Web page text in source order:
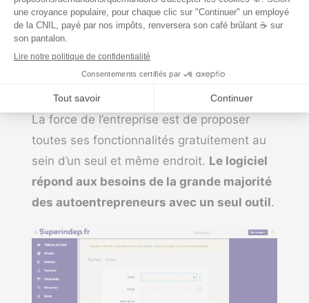
autoentrepreneurs en prestation de service.
Vous retrouverez
basiques d’un logiciel de gestion de projet
La force de l’entreprise est de proposer
toutes ses fonctionnalités gratuitement au
sein d’un seul et même endroit. Le logiciel
répond aux besoins de la grande majorité
des autoentrepreneurs avec un seul outil.